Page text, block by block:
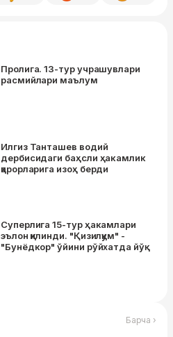
Пролига. 13-тур учрашувлари
расмийлари маълум
Илгиз Танташев водий
дербисидаги баҳсли ҳакамлик
қарорларига изоҳ берди
Суперлига 15-тур ҳакамлари
эълон қилинди. "Қизилқум" -
"Бунёдкор" ўйини рўйхатда йўқ
Барча ›